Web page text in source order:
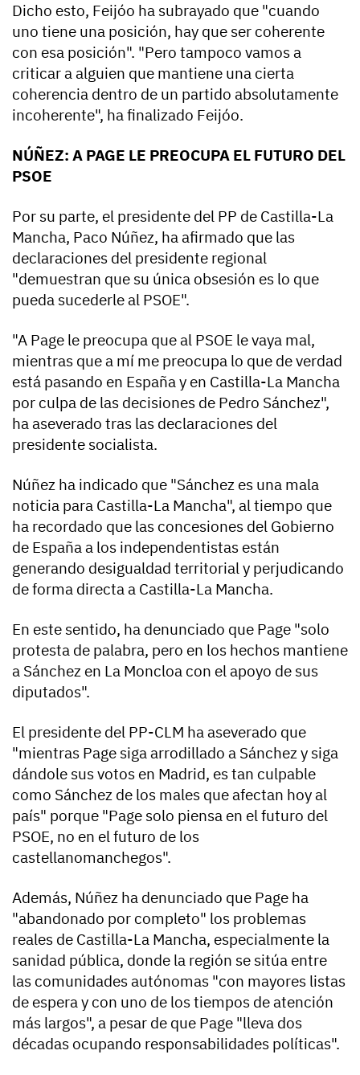
Dicho esto, Feijóo ha subrayado que "cuando
uno tiene una posición, hay que ser coherente
con esa posición". "Pero tampoco vamos a
criticar a alguien que mantiene una cierta
coherencia dentro de un partido absolutamente
incoherente", ha finalizado Feijóo.
NÚÑEZ: A PAGE LE PREOCUPA EL FUTURO DEL
PSOE
Por su parte, el presidente del PP de Castilla-La
Mancha, Paco Núñez, ha afirmado que las
declaraciones del presidente regional
"demuestran que su única obsesión es lo que
pueda sucederle al PSOE".
"A Page le preocupa que al PSOE le vaya mal,
mientras que a mí me preocupa lo que de verdad
está pasando en España y en Castilla-La Mancha
por culpa de las decisiones de Pedro Sánchez",
ha aseverado tras las declaraciones del
presidente socialista.
Núñez ha indicado que "Sánchez es una mala
noticia para Castilla-La Mancha", al tiempo que
ha recordado que las concesiones del Gobierno
de España a los independentistas están
generando desigualdad territorial y perjudicando
de forma directa a Castilla-La Mancha.
En este sentido, ha denunciado que Page "solo
protesta de palabra, pero en los hechos mantiene
a Sánchez en La Moncloa con el apoyo de sus
diputados".
El presidente del PP-CLM ha aseverado que
"mientras Page siga arrodillado a Sánchez y siga
dándole sus votos en Madrid, es tan culpable
como Sánchez de los males que afectan hoy al
país" porque "Page solo piensa en el futuro del
PSOE, no en el futuro de los
castellanomanchegos".
Además, Núñez ha denunciado que Page ha
"abandonado por completo" los problemas
reales de Castilla-La Mancha, especialmente la
sanidad pública, donde la región se sitúa entre
las comunidades autónomas "con mayores listas
de espera y con uno de los tiempos de atención
más largos", a pesar de que Page "lleva dos
décadas ocupando responsabilidades políticas".